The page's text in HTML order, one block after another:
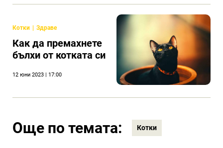
Котки Здраве
Как да премахнете
бълхи от котката си
12 юни 2023 | 17:00
Още по темата: Котки